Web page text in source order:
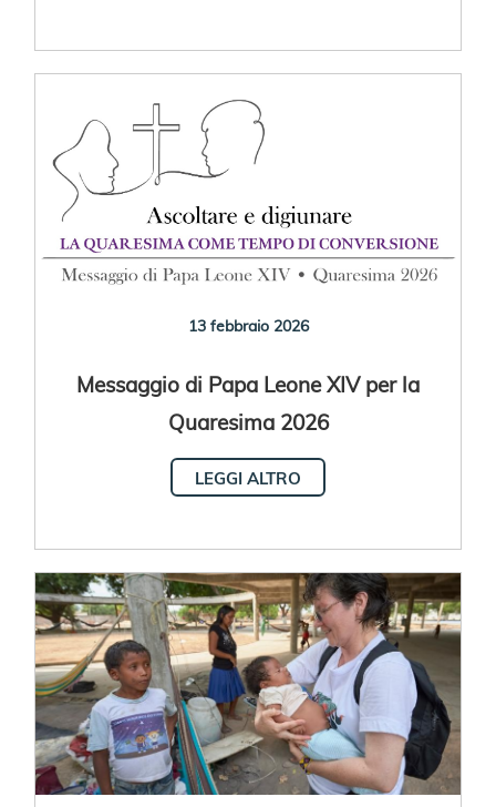
13 febbraio 2026
Messaggio di Papa Leone XIV per la
Quaresima 2026
LEGGI ALTRO